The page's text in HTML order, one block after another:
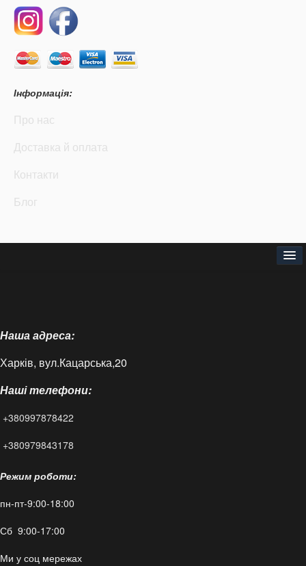
Інформація:
Про нас
Доставка й оплата
Контакти
Блог
Доставка і оплата
Контакти
Статті
FAQ
Наша адреса:
Харків, вул.Кацарська,20
Наші телефони:
+380997878422
+380979843178
Режим роботи:
пн-пт-9:00-18:00
Сб 9:00-17:00
Ми у соц мережах